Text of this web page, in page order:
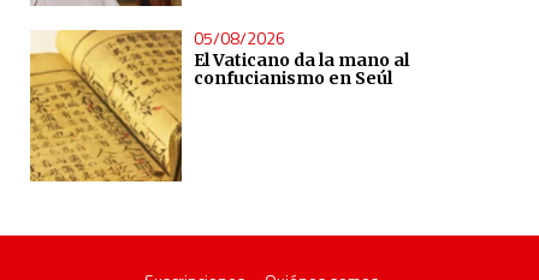
05/08/2026
El Vaticano da la mano al
confucianismo en Seúl